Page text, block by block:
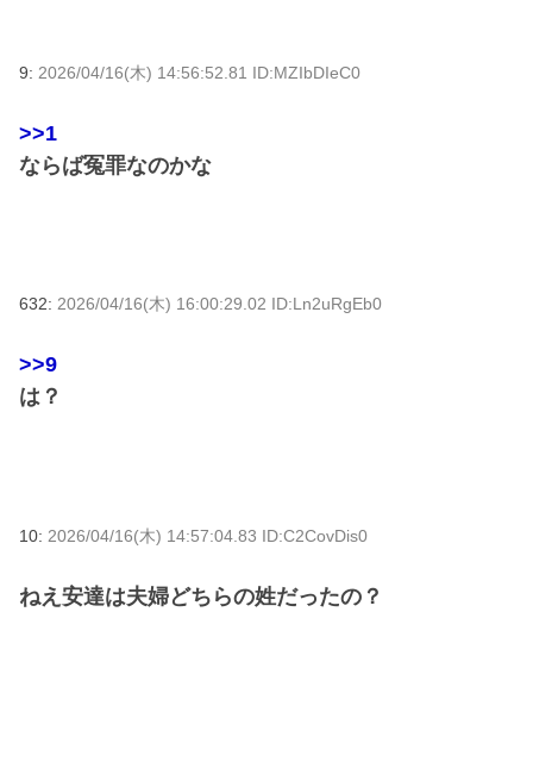
9: 2026/04/16(木) 14:56:52.81 ID:MZIbDIeC0
>>1
ならば冤罪なのかな
632: 2026/04/16(木) 16:00:29.02 ID:Ln2uRgEb0
>>9
は？
10: 2026/04/16(木) 14:57:04.83 ID:C2CovDis0
ねえ安達は夫婦どちらの姓だったの？